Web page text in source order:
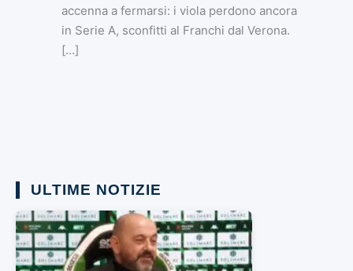
accenna a fermarsi: i viola perdono ancora
in Serie A, sconfitti al Franchi dal Verona.
[…]
ULTIME NOTIZIE